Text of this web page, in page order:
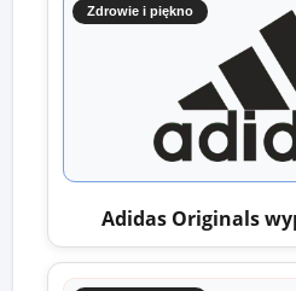
Zdrowie i piękno
Adidas Originals